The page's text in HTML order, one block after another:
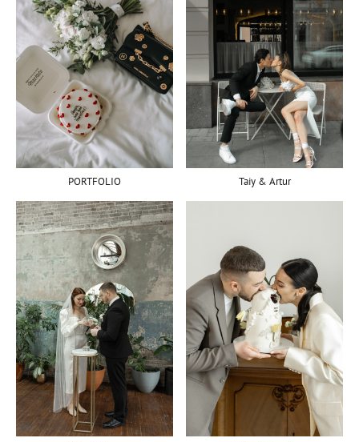
PORTFOLIO Taiy & Artur